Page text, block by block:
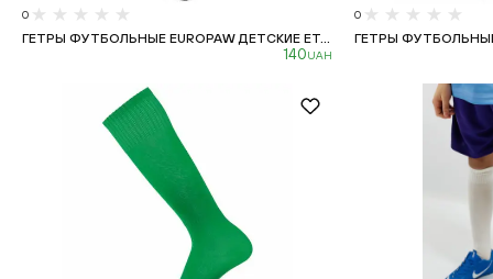
0
ГЕТРЫ ФУТБОЛЬНЫЕ EUROPAW ДЕТСКИЕ ET...
140UAH
0
ГЕТРЫ ФУТБОЛЬНЫЕ